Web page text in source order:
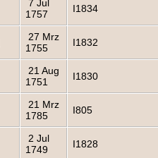
7 Jul
1757
I1834
27 Mrz
1755
I1832
21 Aug
1751
I1830
21 Mrz
1785
I805
2 Jul
1749
I1828